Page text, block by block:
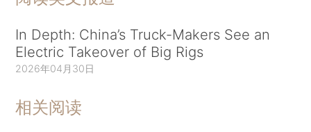
In Depth: China’s Truck-Makers See an
Electric Takeover of Big Rigs
2026年04月30日
相关阅读